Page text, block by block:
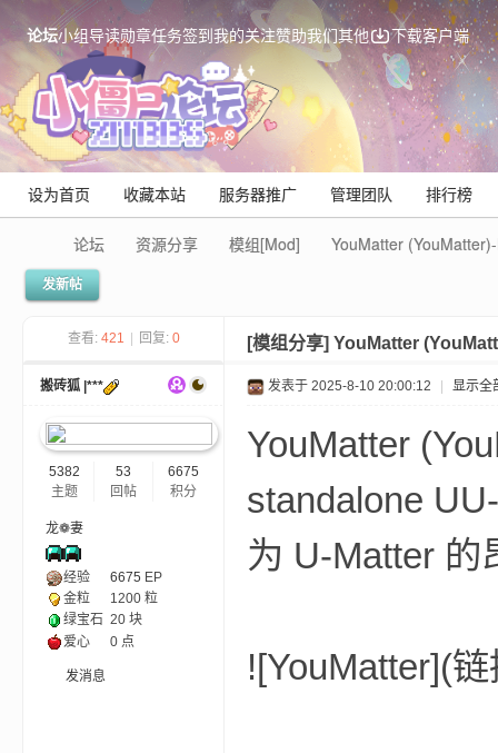
论坛小组导读勋章任务签到我的关注赞助我们其他 下载客户端
设为首页 收藏本站 服务器推广 管理团队 排行榜
论坛 资源分享 模组[Mod] YouMatter
发新帖
查看: 421 回复: 0 [模组分享] YouMatter
搬砖狐 |***
5382
主题
53
回帖
6675
积分
龙❁妻
经验 6675 EP
金粒
1200 粒
绿宝石 20 块
爱心
0 点
发消息
发表于 2025-8-10 20:00:12 显示全
YouMatter
standalone
为 U-Matter 的
![YouMatter](